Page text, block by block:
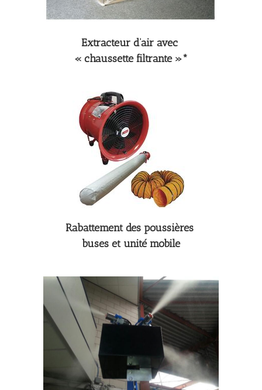
Extracteur d’air avec
« chaussette filtrante »*
Rabattement des poussières
buses et unité mobile